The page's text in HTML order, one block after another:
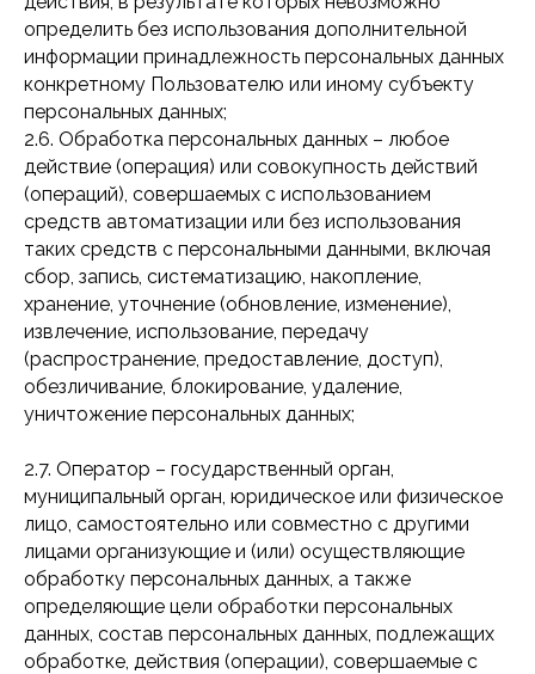
определить без использования дополнительной
информации принадлежность персональных данных
конкретному Пользователю или иному субъекту
персональных данных;
2.6. Обработка персональных данных – любое
действие (операция) или совокупность действий
(операций), совершаемых с использованием
средств автоматизации или без использования
таких средств с персональными данными, включая
сбор, запись, систематизацию, накопление,
хранение, уточнение (обновление, изменение),
извлечение, использование, передачу
(распространение, предоставление, доступ),
обезличивание, блокирование, удаление,
уничтожение персональных данных;
2.7. Оператор – государственный орган,
муниципальный орган, юридическое или физическое
лицо, самостоятельно или совместно с другими
лицами организующие и (или) осуществляющие
обработку персональных данных, а также
определяющие цели обработки персональных
данных, состав персональных данных, подлежащих
обработке, действия (операции), совершаемые с